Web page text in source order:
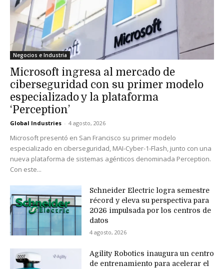
Negocios e Industria
Microsoft ingresa al mercado de
ciberseguridad con su primer modelo
especializado y la plataforma
‘Perception’
Global Industries - 4 agosto, 2026
Microsoft presentó en San Francisco su primer modelo
especializado en ciberseguridad, MAI-Cyber-1-Flash, junto con una
nueva plataforma de sistemas agénticos denominada Perception.
Con este...
Schneider Electric logra semestre
récord y eleva su perspectiva para
2026 impulsada por los centros de
datos
4 agosto, 2026
Agility Robotics inaugura un centro
de entrenamiento para acelerar el